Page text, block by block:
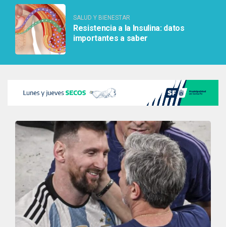
SALUD Y BIENESTAR
Resistencia a la Insulina: datos
importantes a saber